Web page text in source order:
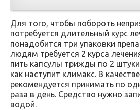
Для того, чтобы побороть
потребуется длительный курс
понадобится три упаковки
людям требуется 2 курса
пить капсулы трижды по 2 штуки
как наступит климакс. В
рекомендуется принимать по
раза в день. Средство нужно
водой.